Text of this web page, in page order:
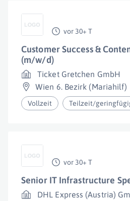
vor 30+ T
Customer Success &
(m/w/d)
Ticket Gretchen GmbH
Wien 6. Bezirk (Mariahilf)
Vollzeit Teilzeit/
vor 30+ T
Senior IT Infrastructure
DHL Express (Austria)